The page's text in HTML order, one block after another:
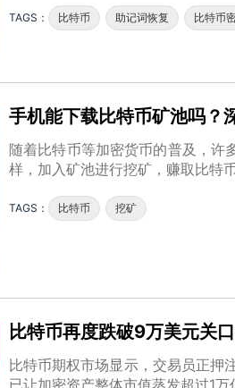
TAGS： 比特币 助记词恢复 比特币
手机能下载比特币矿池吗？
随着比特币等加密货币的普及，许
样，加入矿池进行挖矿，赚取比特
TAGS： 比特币 挖矿
比特币再度跌破9万美元关
比特币期权市场显示，交易员正押
已让加密资产整体市值蒸发超过1